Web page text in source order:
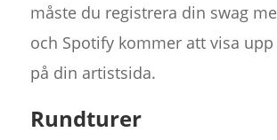
måste du registrera din swag
och Spotify kommer att visa
på din artistsida.
Rundturer